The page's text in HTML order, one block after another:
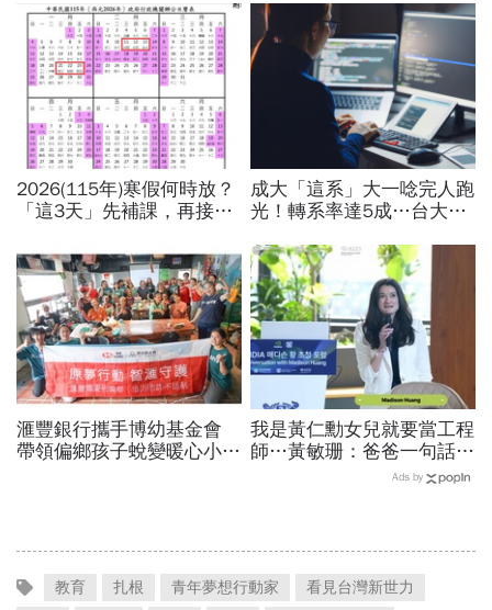
2026(115年)寒假何時放？
「這3天」先補課，再接過
寒假開學日一次看
成大「這系」大一唸完人跑
光！轉系率達5成…台大1
是贏在18歲就好」
滙豐銀行攜手博幼基金會
帶領偏鄉孩子蛻變暖心小幫
我是黃仁勳女兒就要當工程
師…黃敏珊：爸爸一句話，
讓我從電機系改廚藝學校
Ads by
教育 扎根 青年夢想行動家
看見台灣新世力